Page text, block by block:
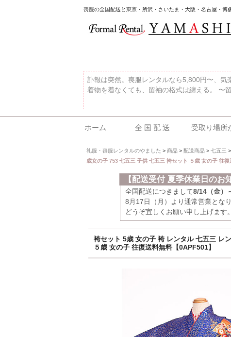
喪服の全国配送と東京・所沢・さいたま・大阪・名古屋・博
訃報は突然。喪服レンタルなら5,800円〜、気
着物を着なくても、留袖の格式は纏える。 〜
ホーム 全 国 配 送 受取り場所
礼服・喪服レンタルのやました > 商品> 配送商品> 七五三 >
歳女の子 753 七五三 子供 七五三 袴セット ５歳 女の子 往復
【配送受付 夏季休業日のお
全国配送につきまして8/14（金）
8月17日（月）より通常営業となり
どうぞ宜しくお願い申し上げます。
袴セット 5歳 女の子 袴 レンタル 七五三 レ
５歳 女の子 往復送料無料【0APF501】